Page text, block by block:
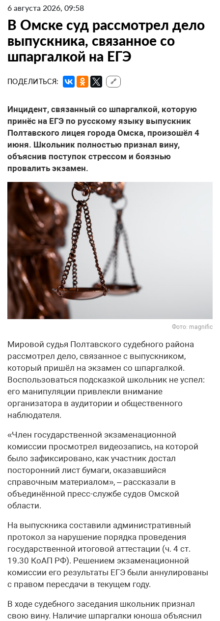
6 августа 2026, 09:58
В Омске суд рассмотрел дело
выпускника, связанное со
шпаргалкой на ЕГЭ
ПОДЕЛИТЬСЯ: 🔗
Инцидент, связанный со шпаргалкой, которую
принёс на ЕГЭ по русскому языку выпускник
Полтавского лицея города Омска, произошёл 4
июня. Школьник полностью признал вину,
объяснив поступок стрессом и боязнью
провалить экзамен.
Фото: magnific
Мировой судья Полтавского судебного района
рассмотрел дело, связанное с выпускником,
который пришёл на экзамен со шпаргалкой.
Воспользоваться подсказкой школьник не успел:
его манипуляции привлекли внимание
организатора в аудитории и общественного
наблюдателя.
«Член государственной экзаменационной
комиссии просмотрел видеозапись, на которой
было зафиксировано, как участник достал
посторонний лист бумаги, оказавшийся
справочным материалом», – рассказали в
объединённой пресс-службе судов Омской
области.
На выпускника составили административный
протокол за нарушение порядка проведения
государственной итоговой аттестации (ч. 4 ст.
19.30 КоАП РФ). Решением экзаменационной
комиссии его результаты ЕГЭ были аннулированы
с правом пересдачи в текущем году.
В ходе судебного заседания школьник признал
свою вину. Наличие шпаргалки юноша объяснил